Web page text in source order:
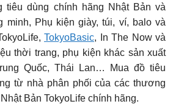
tiêu dùng chính hãng Nhật Bản và
minh, Phụ kiện giày, túi, ví, balo và
TokyoBasic, In The Now và
thời trang, phụ kiện khác sản xuất
Quốc, Thái Lan… Mua đồ tiêu
từ nhà phân phối của các thương
Bản TokyoLife chính hãng.